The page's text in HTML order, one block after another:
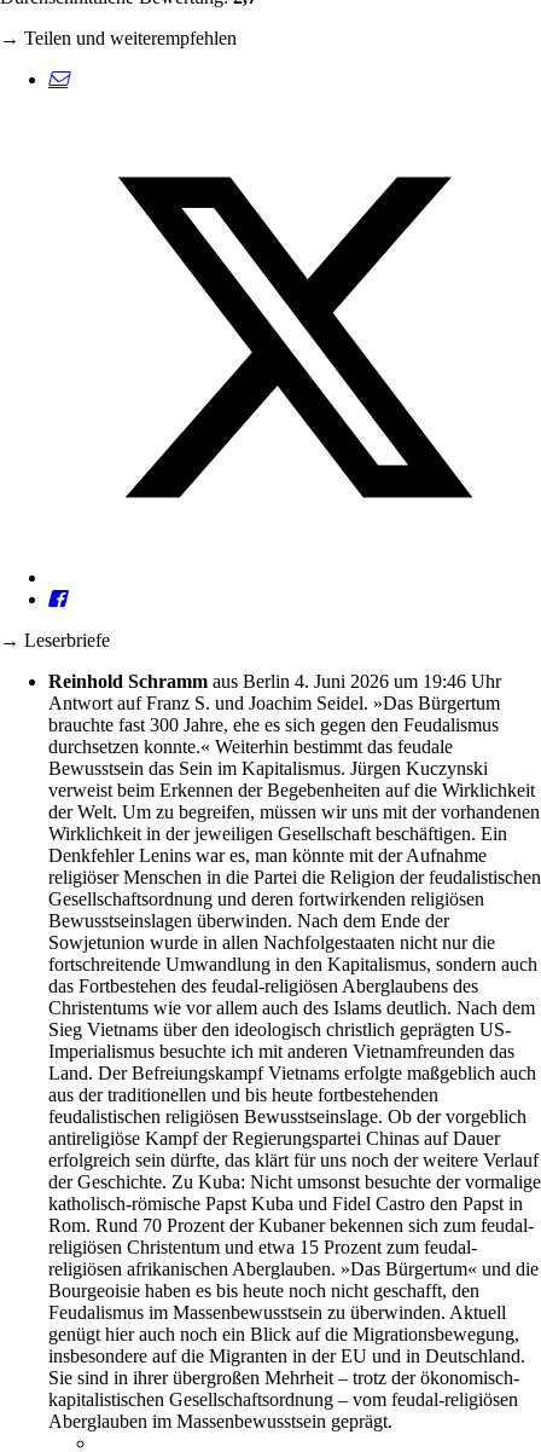
→ Teilen und weiterempfehlen
→ Leserbriefe
Reinhold Schramm aus Berlin 4. Juni 2026 um 19:46 Uhr
Antwort auf Franz S. und Joachim Seidel. »Das Bürgertum
brauchte fast 300 Jahre, ehe es sich gegen den Feudalismus
durchsetzen konnte.« Weiterhin bestimmt das feudale
Bewusstsein das Sein im Kapitalismus. Jürgen Kuczynski
verweist beim Erkennen der Begebenheiten auf die Wirklichkeit
der Welt. Um zu begreifen, müssen wir uns mit der vorhandenen
Wirklichkeit in der jeweiligen Gesellschaft beschäftigen. Ein
Denkfehler Lenins war es, man könnte mit der Aufnahme
religiöser Menschen in die Partei die Religion der feudalistischen
Gesellschaftsordnung und deren fortwirkenden religiösen
Bewusstseinslagen überwinden. Nach dem Ende der
Sowjetunion wurde in allen Nachfolgestaaten nicht nur die
fortschreitende Umwandlung in den Kapitalismus, sondern auch
das Fortbestehen des feudal-religiösen Aberglaubens des
Christentums wie vor allem auch des Islams deutlich. Nach dem
Sieg Vietnams über den ideologisch christlich geprägten US-
Imperialismus besuchte ich mit anderen Vietnamfreunden das
Land. Der Befreiungskampf Vietnams erfolgte maßgeblich auch
aus der traditionellen und bis heute fortbestehenden
feudalistischen religiösen Bewusstseinslage. Ob der vorgeblich
antireligiöse Kampf der Regierungspartei Chinas auf Dauer
erfolgreich sein dürfte, das klärt für uns noch der weitere Verlauf
der Geschichte. Zu Kuba: Nicht umsonst besuchte der vormalige
katholisch-römische Papst Kuba und Fidel Castro den Papst in
Rom. Rund 70 Prozent der Kubaner bekennen sich zum feudal-
religiösen Christentum und etwa 15 Prozent zum feudal-
religiösen afrikanischen Aberglauben. »Das Bürgertum« und die
Bourgeoisie haben es bis heute noch nicht geschafft, den
Feudalismus im Massenbewusstsein zu überwinden. Aktuell
genügt hier auch noch ein Blick auf die Migrationsbewegung,
insbesondere auf die Migranten in der EU und in Deutschland.
Sie sind in ihrer übergroßen Mehrheit – trotz der ökonomisch-
kapitalistischen Gesellschaftsordnung – vom feudal-religiösen
Aberglauben im Massenbewusstsein geprägt.